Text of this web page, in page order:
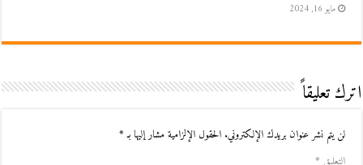
مايو 16, 2024
اترك تعليقاً
لن يتم نشر عنوان بريدك الإلكتروني. الحقول الإلزامية مشار إليها بـ*